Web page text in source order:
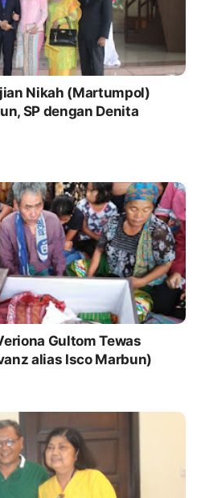
Nikah (Martumpol)
SP dengan Denita
Gultom Tewas
alias Isco Marbun)